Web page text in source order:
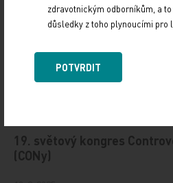
19. světový kongres
(CONy)
zdravotnickým odborníkům, a
důsledky z toho plynoucími pro
POTVRDIT